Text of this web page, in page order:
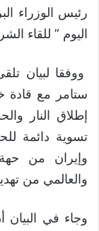
رئيس الوزراء
اليوم ” للقاء
ووفقا لبيان
ستامر مع قادة
إطلاق النار
تسوية دائمة
وإيران من
والعالمي من
وجاء في